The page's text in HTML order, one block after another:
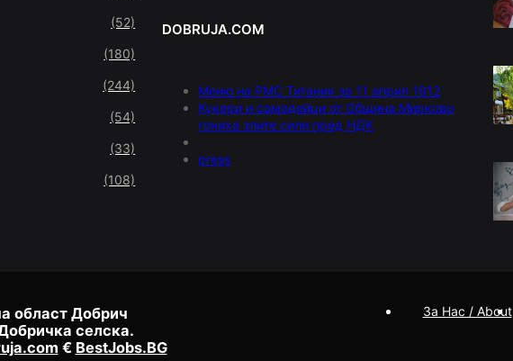
(52)
(180)
(244)
(54)
(33)
(108)
DOBRUJA.COM
Меню на РМС Титаник за 11 април 1912
Кукери и самодейци от Община Мирково
гониха злите сили пред НДК
press
област Добрич
селска.
€ BestJobs.BG
За Нас / About